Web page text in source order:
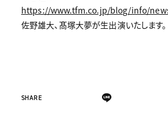
https://www.tfm.co.jp/blog/info/
佐野雄大、髙塚大夢が生出演いたします。
SHARE